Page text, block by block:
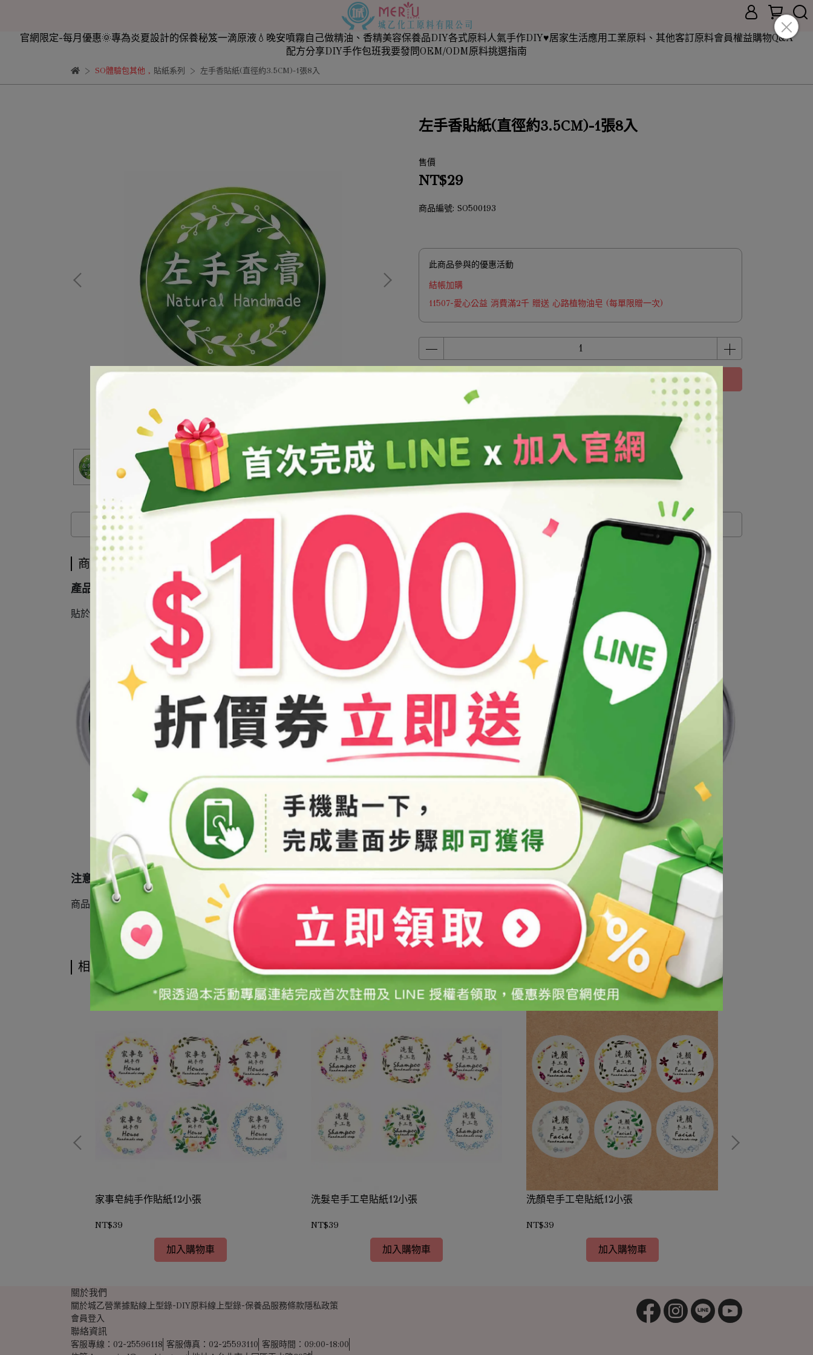
官網限定-每月優惠🌞專為炎夏設計的保養秘笈一滴原液💧 晚安噴霧自己做精油、香精美容保養品DIY各式原料人氣手作DIY♥居家生活應用 工業原料、其他客訂原料會員權益購物Q&A
配方分享DIY手作包班我要發問OEM/ODM原料挑選指南
SO體驗包其他, 貼紙系列 左手香貼紙(直徑約3.5CM)-1張8入
左手香貼紙(直徑約3.5CM)-1張8入
售價
NT$29
商品編號: SO500193
此商品參與的優惠活動
結帳加購
11507-愛心公益 消費滿2千 贈送 心路植物油皂 (每單限贈一次)
立即購買
商品介紹
產品說明
貼於油膏罐示意圖▼ (詳細依照實體為主)
注意事項
商品基於保障消費者個人衛生問題，如已拆箱恕無提供退換貨服務，敬請見諒。
相關商品
家事皂純手作貼紙12小張
NT$39
加入購物車
洗髮皂手工皂貼紙12小張
NT$39
加入購物車
洗顏皂手工皂貼紙12小張
NT$39
加入購物車
關於我們
關於城乙營業據點線上型錄-DIY原料線上型錄-保養品服務條款隱私政策
會員登入
聯絡資訊
客服專線：02-25596118 客服傳真：02-25593110 客服時間：09:00-18:00